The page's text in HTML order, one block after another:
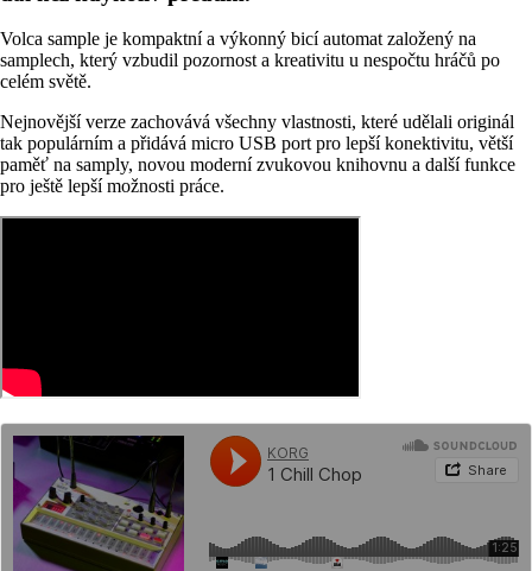
Volca sample je kompaktní a výkonný bicí automat založený na
samplech, který vzbudil pozornost a kreativitu u nespočtu hráčů po
celém světě.
Nejnovější verze zachovává všechny vlastnosti, které udělali originál
tak populárním a přidává micro USB port pro lepší konektivitu, větší
paměť na samply, novou moderní zvukovou knihovnu a další funkce
pro ještě lepší možnosti práce.